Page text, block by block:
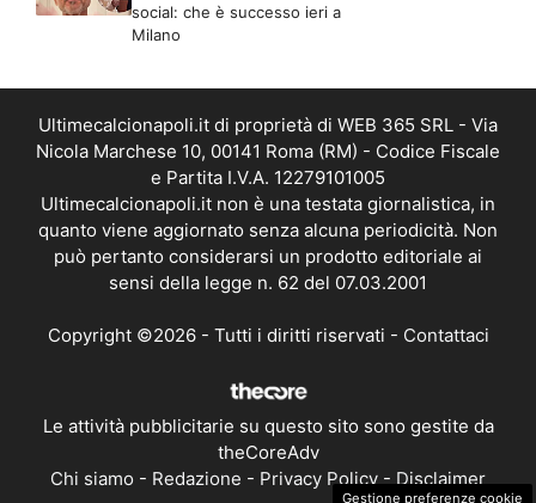
social: che è successo ieri a
Milano
Ultimecalcionapoli.it di proprietà di WEB 365 SRL - Via
Nicola Marchese 10, 00141 Roma (RM) - Codice Fiscale
e Partita I.V.A. 12279101005
Ultimecalcionapoli.it non è una testata giornalistica, in
quanto viene aggiornato senza alcuna periodicità. Non
può pertanto considerarsi un prodotto editoriale ai
sensi della legge n. 62 del 07.03.2001
Copyright ©2026 - Tutti i diritti riservati - Contattaci
Le attività pubblicitarie su questo sito sono gestite da
theCoreAdv
Chi siamo - Redazione - Privacy Policy-Disclaimer
Gestione preferenze cookie